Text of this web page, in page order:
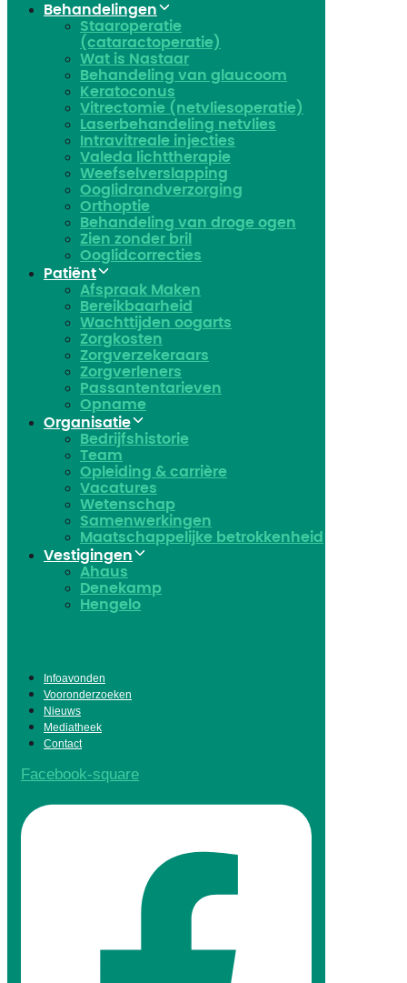
Behandelingen
Staaroperatie
(cataractoperatie)
Wat is Nastaar
Behandeling van glaucoom
Keratoconus​
Vitrectomie (netvliesoperatie)
Laserbehandeling netvlies
Intravitreale injecties
Valeda lichttherapie
Weefselverslapping
Ooglidrandverzorging
Orthoptie
Behandeling van droge ogen
Zien zonder bril
Ooglidcorrecties
Patiënt
Afspraak Maken
Bereikbaarheid
Wachttijden oogarts
Zorgkosten
Zorgverzekeraars
Zorgverleners
Passantentarieven
Opname
Organisatie
Bedrijfshistorie
Team
Opleiding & carrière
Vacatures
Wetenschap
Samenwerkingen
Maatschappelijke betrokkenheid
Vestigingen
Ahaus
Denekamp
Hengelo
Infoavonden
Vooronderzoeken
Nieuws
Mediatheek
Contact
Facebook-square